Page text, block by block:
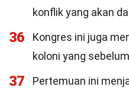
konflik yang akan
36
Kongres ini juga
koloni yang
37
Pertemuan ini